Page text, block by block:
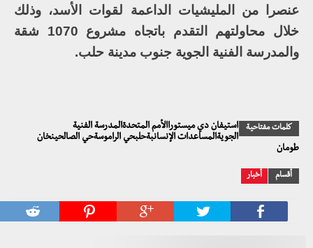
عنصرا من المليشيات الداعمة لقوات الأسد، وذلك
خلال محاولتهم التقدم باتجاه مشروع 1070 شقة
والمدرسة الفنية الجوية جنوب مدينة حلب.
كلمات مفتاحية
استيفان دي ميستوراالأمم المتحدةالمدرسة الفنية
الجويةالمساعدات الإنسانبةحلبحي الراموسةحي الصالحينخان
طومان
أقسام أخبار